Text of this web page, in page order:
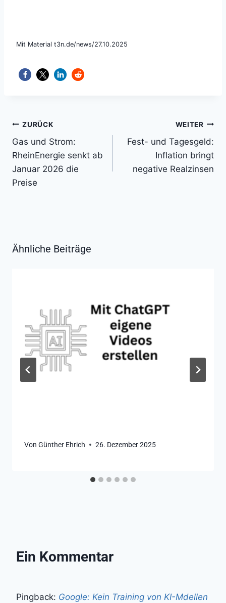
Mit Material t3n.de/news/27.10.2025
Beitragsnavigation
ZURÜCK
Gas und Strom:
RheinEnergie senkt ab
Januar 2026 die
Preise
WEITER
Fest- und Tagesgeld:
Inflation bringt
negative Realzinsen
Ähnliche Beiträge
Von Günther Ehrich 26. Dezember 2025
Ein Kommentar
Pingback: Google: Kein Training von KI-Mdellen